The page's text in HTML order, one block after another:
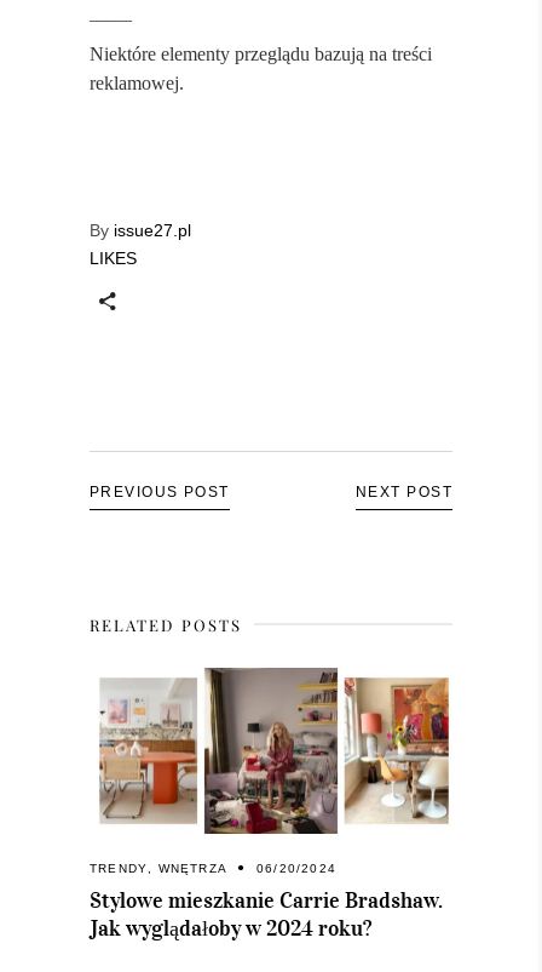
Niektóre elementy przeglądu bazują na treści
reklamowej.
By issue27.pl
LIKES
PREVIOUS POST NEXT POST
RELATED POSTS
TRENDY WNĘTRZA 06/20/2024
Stylowe mieszkanie Carrie Bradshaw.
Jak wyglądałoby w 2024 roku?